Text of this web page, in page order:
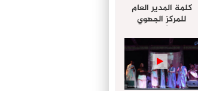
كلمة المدير العام
للمركز الجهوي
للإستثمار خلال
أشغال لإجتماع
التقييمي للجنة
الجهوية الموحد
لإستثمار بجهة
الداخلة…